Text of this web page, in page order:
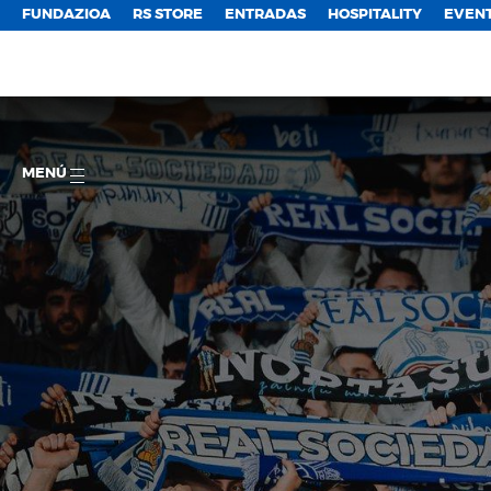
FUNDAZIOA RS STORE ENTRADAS HOSPITALITY
MENÚ